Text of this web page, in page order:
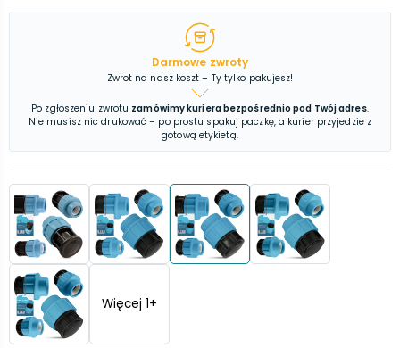
Darmowe zwroty
Zwrot na nasz koszt – Ty tylko pakujesz!
Po zgłoszeniu zwrotu zamówimy kuriera bezpośrednio pod Twój adres.
Nie musisz nic drukować – po prostu spakuj paczkę, a kurier przyjedzie z
gotową etykietą.
Więcej 1+